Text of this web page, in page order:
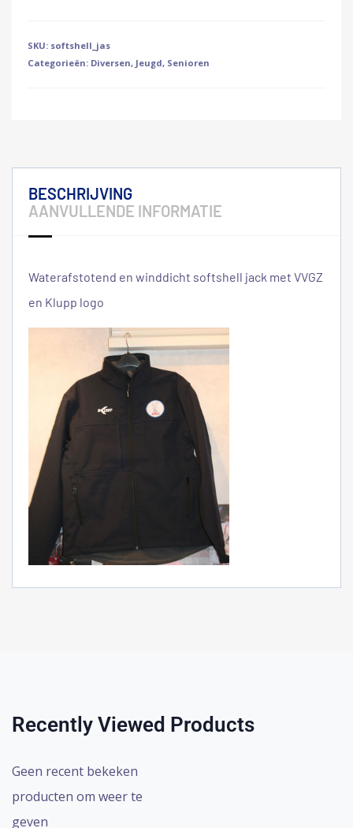
SKU: softshell_jas
Categorieën: Diversen, Jeugd, Senioren
BESCHRIJVING
AANVULLENDE INFORMATIE
Waterafstotend en winddicht softshell jack met VVGZ
en Klupp logo
Recently Viewed Products
Geen recent bekeken
producten om weer te
geven